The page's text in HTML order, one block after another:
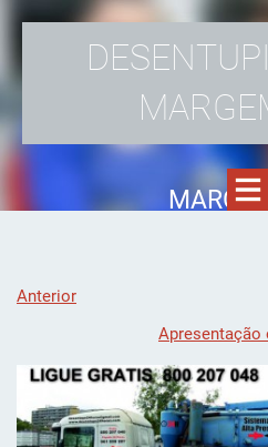
Anterior
Apresentação